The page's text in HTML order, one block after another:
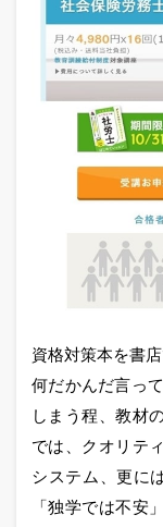
資格対策本を書
何だかんだ言っ
しまう程、教材
では、クオリテ
システム、更に
「独学では不安